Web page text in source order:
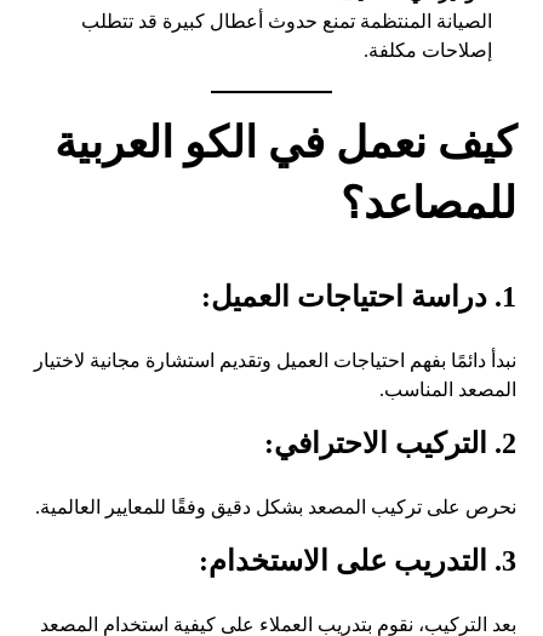
الصيانة المنتظمة تمنع حدوث أعطال كبيرة قد تتطلب
إصلاحات مكلفة.
كيف نعمل في الكو العربية
للمصاعد؟
1. دراسة احتياجات العميل:
نبدأ دائمًا بفهم احتياجات العميل وتقديم استشارة مجانية لاختيار
المصعد المناسب.
2. التركيب الاحترافي:
نحرص على تركيب المصعد بشكل دقيق وفقًا للمعايير العالمية.
3. التدريب على الاستخدام:
بعد التركيب، نقوم بتدريب العملاء على كيفية استخدام المصعد